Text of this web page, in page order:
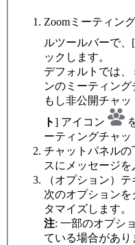
Zoomミーティン
ルツールバーで、[
ックします。
デフォルトでは
ンのミーティング
もし非公開チャ
ト] アイコン
ーティングチャッ
チャットパネルの
スにメッセージを
（オプション）
次のオプション
タマイズします。
注: 一部のオプシ
ている場合があり